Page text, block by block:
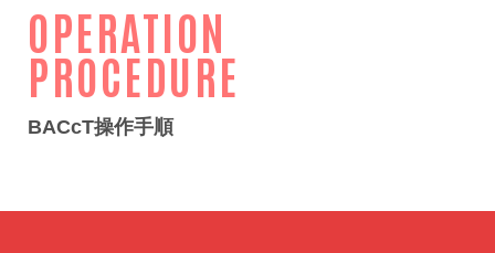
OPERATION
PROCEDURE
BACcT操作手順